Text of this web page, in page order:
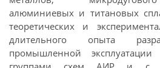
алюминиевых и титановых
теоретических и
длительного опыта
промышленной